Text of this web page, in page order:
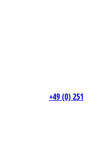
+49 (0) 251